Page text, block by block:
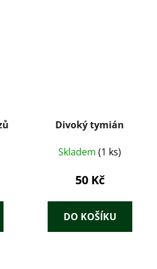
Divoký tymián
Skladem (1 ks)
50 Kč
DO KOŠÍKU